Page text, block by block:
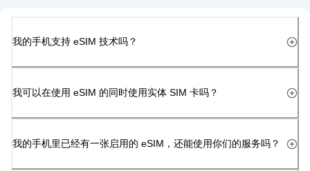
我的手机支持 eSIM 技术吗？
我可以在使用 eSIM 的同时使用实体 SIM 卡吗？
我的手机里已经有一张启用的 eSIM，还能使用你们的服务吗？